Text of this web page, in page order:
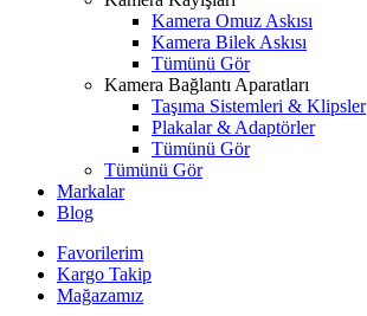
Kamera Omuz Askısı
Kamera Bilek Askısı
Tümünü Gör
Kamera Bağlantı Aparatları
Taşıma Sistemleri & Klipsler
Plakalar & Adaptörler
Tümünü Gör
Tümünü Gör
Markalar
Blog
Favorilerim
Kargo Takip
Mağazamız